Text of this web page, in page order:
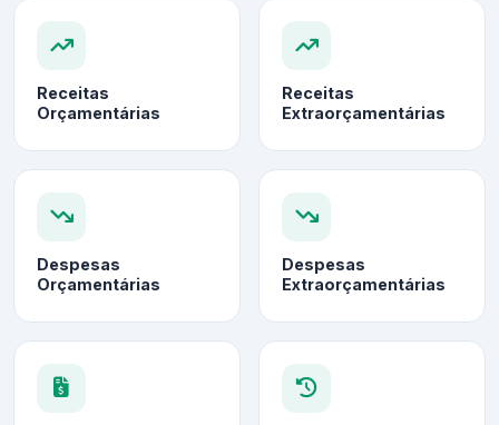
Receitas
Orçamentárias
Receitas
Extraorçamentárias
Despesas
Orçamentárias
Despesas
Extraorçamentárias